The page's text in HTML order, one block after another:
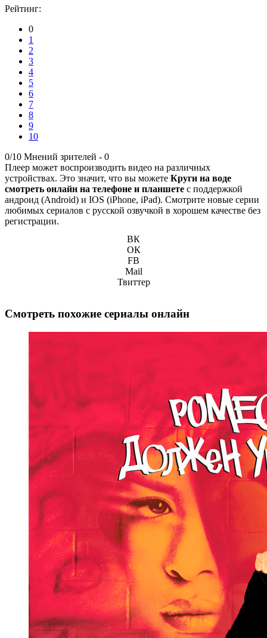
Рейтинг:
0
1
2
3
4
5
6
7
8
9
10
0/10 Мнений зрителей - 0
Плеер может воспроизводить видео на различных
устройствах. Это значит, что вы можете Круги на воде
смотреть онлайн на телефоне и планшете с поддержкой
андроид (Android) и IOS (iPhone, iPad). Смотрите новые серии
любимых сериалов с русской озвучкой в хорошем качестве без
регистрации.
ВК
ОК
FB
Mail
Твиттер
Смотреть похожие сериалы онлайн